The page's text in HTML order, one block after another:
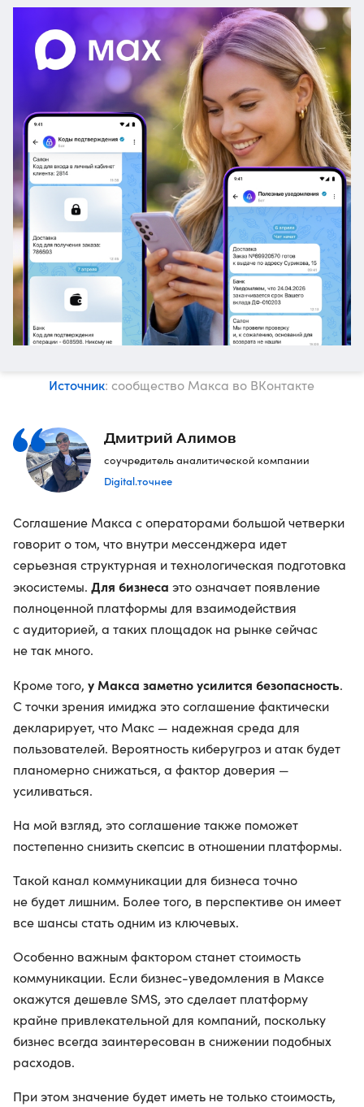
Источник: сообщество Макса во ВКонтакте
Дмитрий Алимов
соучредитель аналитической компании
Digital.точнее
Соглашение Макса с операторами большой четверки
говорит о том, что внутри мессенджера идет
серьезная структурная и технологическая подготовка
экосистемы. Для бизнеса это означает появление
полноценной платформы для взаимодействия
с аудиторией, а таких площадок на рынке сейчас
не так много.
Кроме того, у Макса заметно усилится безопасность.
С точки зрения имиджа это соглашение фактически
декларирует, что Макс — надежная среда для
пользователей. Вероятность киберугроз и атак будет
планомерно снижаться, а фактор доверия —
усиливаться.
На мой взгляд, это соглашение также поможет
постепенно снизить скепсис в отношении платформы.
Такой канал коммуникации для бизнеса точно
не будет лишним. Более того, в перспективе он имеет
все шансы стать одним из ключевых.
Особенно важным фактором станет стоимость
коммуникации. Если бизнес-уведомления в Максе
окажутся дешевле SMS, это сделает платформу
крайне привлекательной для компаний, поскольку
бизнес всегда заинтересован в снижении подобных
расходов.
При этом значение будет иметь не только стоимость,